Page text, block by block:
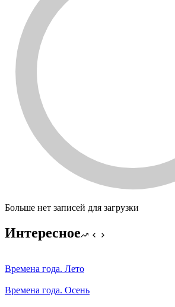
Больше нет записей для загрузки
Интересное
Времена года. Лето
Времена года. Осень